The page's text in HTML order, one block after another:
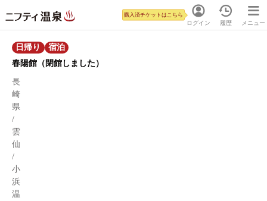
ログイン
購入済チケットはこちら
履歴 メニュー
日帰り
宿泊
春陽館（閉館しました）
長
崎
県
/
雲
仙
/
小
浜
温